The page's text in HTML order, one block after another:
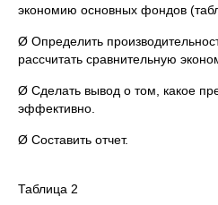
экономию основных фондов
Ø Определить
рассчитать сравнительную
Ø Сделать вывод о том, какое
эффективно.
Ø Составить отчет.
Таблица 2